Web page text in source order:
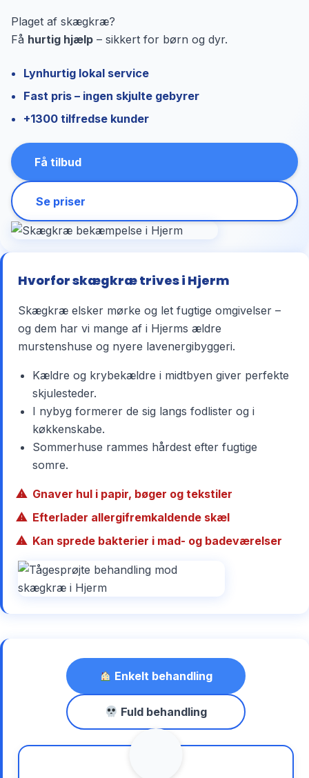
Plaget af skægkræ?
Få hurtig hjælp – sikkert for børn og dyr.
Lynhurtig lokal service
Fast pris – ingen skjulte gebyrer
+1300 tilfredse kunder
Få tilbud
Se priser
Hvorfor skægkræ trives i Hjerm
Skægkræ elsker mørke og let fugtige omgivelser –
og dem har vi mange af i Hjerms ældre
murstenshuse og nyere lavenergibyggeri.
Kældre og krybekældre i midtbyen giver perfekte
skjulesteder.
I nybyg formerer de sig langs fodlister og i
køkkenskabe.
Sommerhuse rammes hårdest efter fugtige
somre.
Gnaver hul i papir, bøger og tekstiler
Efterlader allergifremkaldende skæl
Kan sprede bakterier i mad- og badeværelser
Enkelt behandling
Fuld behandling